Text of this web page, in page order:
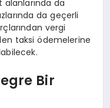
alanlarında da
da geçerli
vergi
taksi ödemelerine
Bir